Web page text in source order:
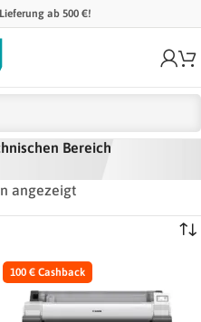
ab 500 €!
Bereich
angezeigt
100 € Cashback